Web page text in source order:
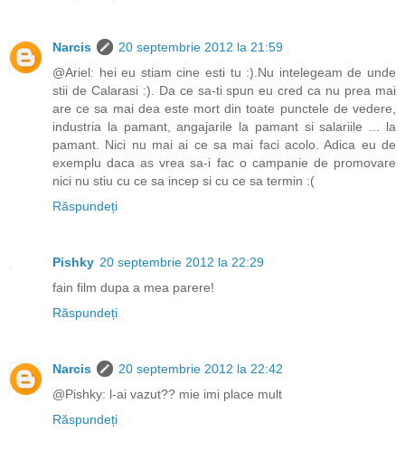
Narcis
20 septembrie 2012 la 21:59
@Ariel: hei eu stiam cine esti tu :).Nu intelegeam de unde
stii de Calarasi :). Da ce sa-ti spun eu cred ca nu prea mai
are ce sa mai dea este mort din toate punctele de vedere,
industria la pamant, angajarile la pamant si salariile ... la
pamant. Nici nu mai ai ce sa mai faci acolo. Adica eu de
exemplu daca as vrea sa-i fac o campanie de promovare
nici nu stiu cu ce sa incep si cu ce sa termin :(
Răspundeți
Pishky 20 septembrie 2012 la 22:29
fain film dupa a mea parere!
Răspundeți
Narcis
20 septembrie 2012 la 22:42
@Pishky: l-ai vazut?? mie imi place mult
Răspundeți